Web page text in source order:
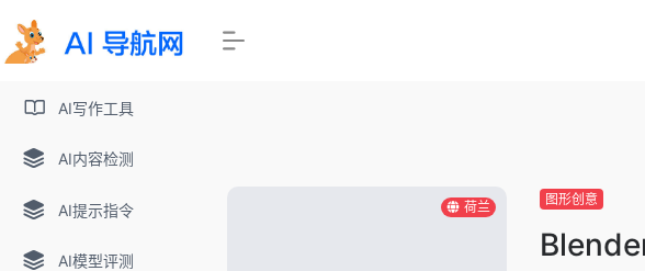
AI写作工具
AI内容检测
AI提示指令
AI模型评测
荷兰 图形创意